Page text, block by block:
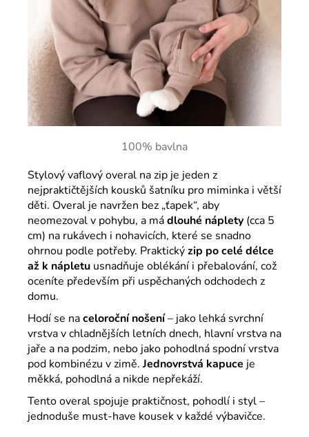
100% bavlna
Stylový vaflový overal na zip je jeden z
nejpraktičtějších kousků šatníku pro miminka i větší
děti. Overal je navržen bez „ťapek“, aby
neomezoval v pohybu, a mádlouhé náplety (cca 5
cm) na rukávech i nohavicích, které se snadno
ohrnou podle potřeby. Praktickýzip po celé délce
až k nápletu usnadňuje oblékání i přebalování, což
oceníte především při uspěchaných odchodech z
domu.
Hodí se naceloroční nošení– jako lehká svrchní
vrstva v chladnějších letních dnech, hlavní vrstva na
jaře a na podzim, nebo jako pohodlná spodní vrstva
pod kombinézu v zimě.Jednovrstvá kapuce je
měkká, pohodlná a nikde nepřekáží.
Tento overal spojuje praktičnost, pohodlí i styl –
jednoduše must-have kousek v každé výbavičce.